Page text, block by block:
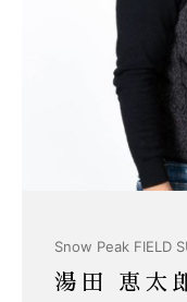
Snow Peak FIELD
湯田 恵太